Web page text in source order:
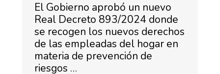
El Gobierno aprobó un nuevo
Real Decreto 893/2024 donde
se recogen los nuevos derechos
de las empleadas del hogar en
materia de prevención de
riesgos …